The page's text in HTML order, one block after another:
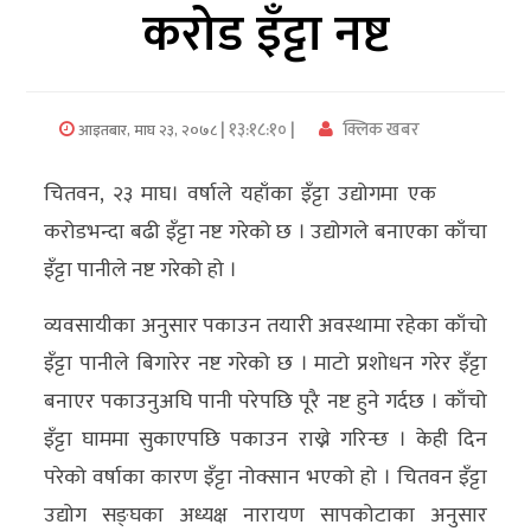
मनाेरञ्जन
विज्ञान
प्रविधि
अन्तरर्वार्ता
विचार/
ब्लग
खेलकुद
रोचक
करोड इँट्टा नष्ट
आइतबार, माघ २३, २०७८| १३:१८:१० | क्लिक खबर
चितवन, २३ माघ। वर्षाले यहाँका इँट्टा उद्योगमा एक
करोडभन्दा बढी इँट्टा नष्ट गरेको छ । उद्योगले बनाएका काँचा
इँट्टा पानीले नष्ट गरेको हो ।
व्यवसायीका अनुसार पकाउन तयारी अवस्थामा रहेका काँचो
इँट्टा पानीले बिगारेर नष्ट गरेको छ । माटो प्रशोधन गरेर इँट्टा
बनाएर पकाउनुअघि पानी परेपछि पूरै नष्ट हुने गर्दछ । काँचो
इँट्टा घाममा सुकाएपछि पकाउन राख्ने गरिन्छ । केही दिन
परेको वर्षाका कारण इँट्टा नोक्सान भएको हो । चितवन इँट्टा
उद्योग सङ्घका अध्यक्ष नारायण सापकोटाका अनुसार